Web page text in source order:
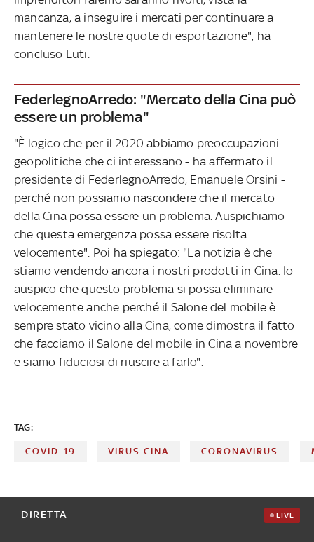
mancanza, a inseguire i mercati per continuare a
mantenere le nostre quote di esportazione", ha
concluso Luti.
FederlegnoArredo: "Mercato della Cina può
essere un problema"
"È logico che per il 2020 abbiamo preoccupazioni
geopolitiche che ci interessano - ha affermato il
presidente di FederlegnoArredo, Emanuele Orsini -
perché non possiamo nascondere che il mercato
della Cina possa essere un problema. Auspichiamo
che questa emergenza possa essere risolta
velocemente". Poi ha spiegato: "La notizia è che
stiamo vendendo ancora i nostri prodotti in Cina. Io
auspico che questo problema si possa eliminare
velocemente anche perché il Salone del mobile è
sempre stato vicino alla Cina, come dimostra il fatto
che facciamo il Salone del mobile in Cina a novembre
e siamo fiduciosi di riuscire a farlo".
TAG:
COVID-19 VIRUS CINA CORONAVIRUS
DIRETTA LIVE